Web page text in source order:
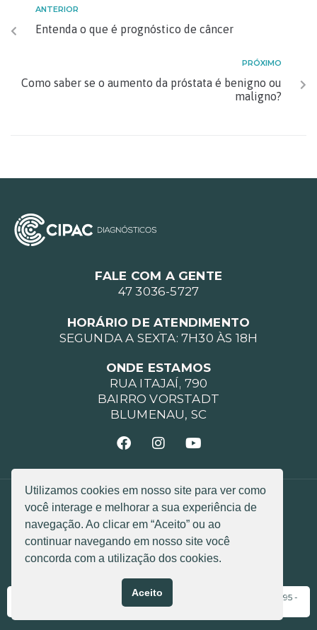
ANTERIOR
Entenda o que é prognóstico de câncer
PRÓXIMO
Como saber se o aumento da próstata é benigno ou
maligno?
FALE COM A GENTE
47 3036-5727
HORÁRIO DE ATENDIMENTO
SEGUNDA A SEXTA: 7H30 ÀS 18H
ONDE ESTAMOS
RUA ITAJAÍ, 790
BAIRRO VORSTADT
BLUMENAU, SC
POLÍTICA DE PRIVACIDADE
POLÍTICA DE COOKIES
CÓDIGO DE ÉTICA
Razão Social: LGL ASSESSORIA MEDICA LTDA
CNPJ: 05.346.894/0001-90
© 2025 Todos os direitos reservados
Responsável Técnica: Dra. Luzete Cristina Silva Granero - CRM 8195 -
RQE 2974
Utilizamos cookies em nosso site para ver como
você interage e melhorar a sua experiência de
navegação. Ao clicar em “Aceito” ou ao
continuar navegando em nosso site você
concorda com a utilização dos cookies.
Aceito